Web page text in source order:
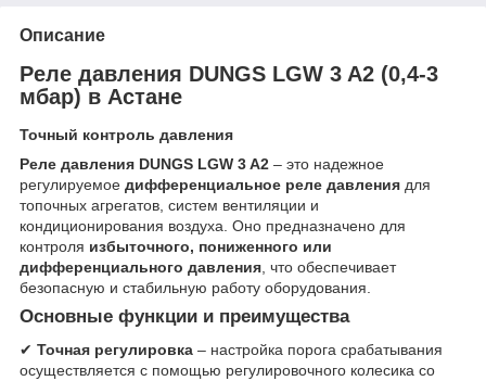
Описание
Реле давления DUNGS LGW 3 A2 (0,4-3
мбар) в Астане
Точный контроль давления
Реле давления DUNGS LGW 3 A2 – это надежное
регулируемое дифференциальное реле давления для
топочных агрегатов, систем вентиляции и
кондиционирования воздуха. Оно предназначено для
контроля избыточного, пониженного или
дифференциального давления, что обеспечивает
безопасную и стабильную работу оборудования.
Основные функции и преимущества
✔ Точная регулировка – настройка порога срабатывания
осуществляется с помощью регулировочного колесика со